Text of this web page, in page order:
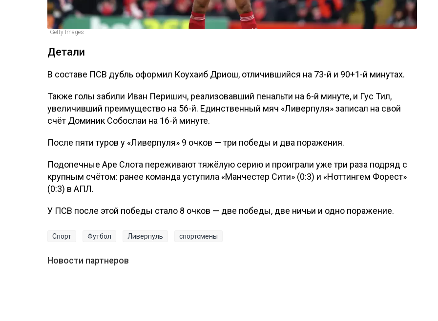
Getty Images
Детали
В составе ПСВ дубль оформил Коухаиб Дриош, отличившийся на 73-й и 90+1-й минутах.
Также голы забили Иван Перишич, реализовавший пенальти на 6-й минуте, и Гус Тил,
увеличивший преимущество на 56-й. Единственный мяч «Ливерпуля» записал на свой
счёт Доминик Собослаи на 16-й минуте.
После пяти туров у «Ливерпуля» 9 очков — три победы и два поражения.
Подопечные Аре Слота переживают тяжёлую серию и проиграли уже три раза подряд с
крупным счётом: ранее команда уступила «Манчестер Сити» (0:3) и «Ноттингем Форест»
(0:3) в АПЛ.
У ПСВ после этой победы стало 8 очков — две победы, две ничьи и одно поражение.
Спорт Футбол Ливерпуль спортсмены
Новости партнеров